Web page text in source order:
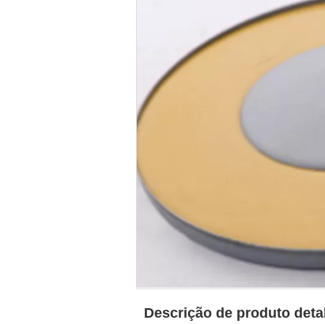
Descrição de produto